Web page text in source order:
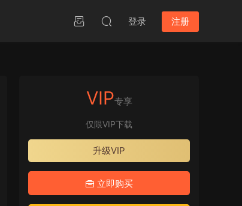
登录 注册
VIP专享
仅限VIP下载
升级VIP
立即购买